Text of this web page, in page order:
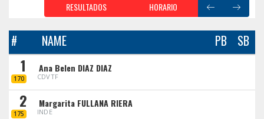
RESULTADOS HORARIO
# NAME PB SB
1
170
Ana Belen DIAZ DIAZ
CDVTF
2
175
Margarita FULLANA RIERA
INDE